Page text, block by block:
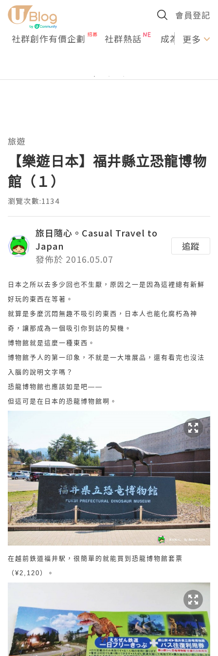
會員登記
社群創作有價企劃 社群熱話 成為U更多
旅遊
【樂遊日本】福井縣立恐龍博物
館（１）
瀏覽次數:1134
旅日隨心。Casual Travel to
Japan
發佈於 2016.05.07
追蹤
日本之所以去多少回也不生厭，原因之一是因為這裡總有新鮮
好玩的東西在等著。
就算是多麼沉悶無趣不吸引的東西，日本人也能化腐朽為神
奇，讓那成為一個吸引你到訪的契機。
博物館就是這麼一種東西。
博物館予人的第一印象，不就是一大堆展品，還有看完也沒法
入腦的說明文字嗎？
恐龍博物館也應該如是吧——
但這可是在日本的恐龍博物館啊。
在越前鉄道福井駅，很簡單的就能買到恐龍博物館套票
（¥2,120）。